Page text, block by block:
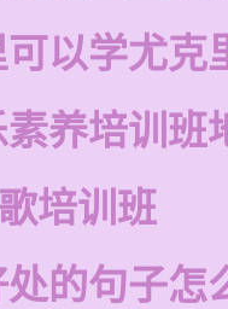
以学尤克
养培训班
培训班
的句子怎